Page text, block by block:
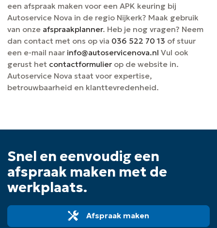
een afspraak maken voor een APK keuring bij
Autoservice Nova in de regio Nijkerk? Maak gebruik
van onze afspraakplanner. Heb je nog vragen? Neem
dan contact met ons op via 036 522 70 13 of stuur
een e-mail naar info@autoservicenova.nl Vul ook
gerust het contactformulier op de website in.
Autoservice Nova staat voor expertise,
betrouwbaarheid en klanttevredenheid.
Snel en eenvoudig een
afspraak maken met de
werkplaats.
Afspraak maken